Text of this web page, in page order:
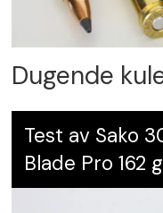
Dugende
Test av Sako
Blade Pro 162